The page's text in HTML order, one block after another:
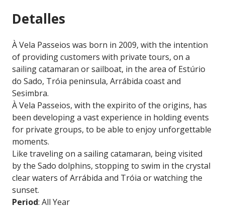
Detalles
À Vela Passeios was born in 2009, with the intention
of providing customers with private tours, on a
sailing catamaran or sailboat, in the area of Estúrio
do Sado, Tróia peninsula, Arrábida coast and
Sesimbra.
À Vela Passeios, with the expirito of the origins, has
been developing a vast experience in holding events
for private groups, to be able to enjoy unforgettable
moments.
Like traveling on a sailing catamaran, being visited
by the Sado dolphins, stopping to swim in the crystal
clear waters of Arrábida and Tróia or watching the
sunset.
Period: All Year